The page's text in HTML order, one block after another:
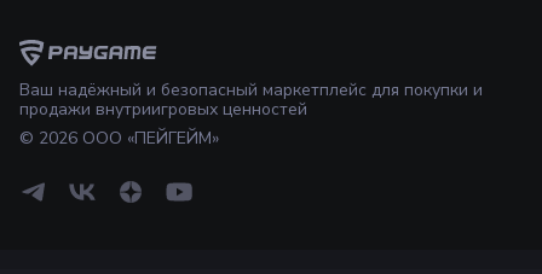
Ваш надёжный и безопасный маркетплейс для покупки и
продажи внутриигровых ценностей
© 2026 ООО «ПЕЙГЕЙМ»